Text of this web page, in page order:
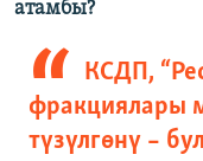
атамбы?
КСДП,
фракциялары
түзүлгөнү –